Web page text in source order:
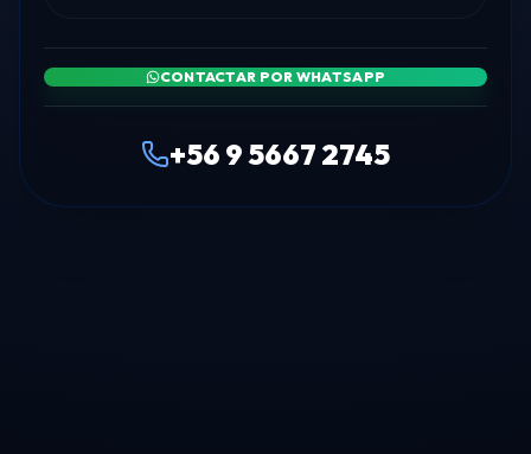
CONTACTAR POR WHATSAPP
+56 9 5667 2745